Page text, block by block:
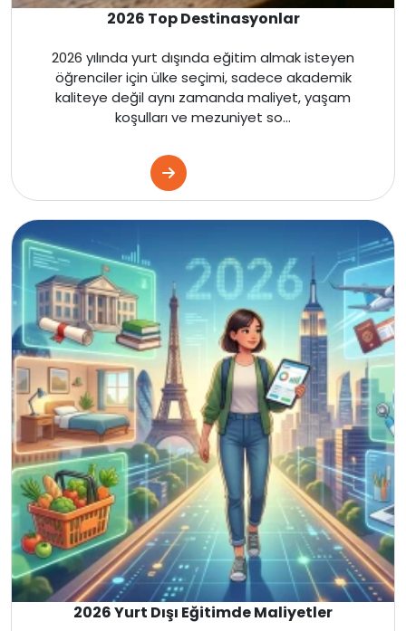
Kanada
Dubai
Kanada
Amerika
İngiltere
Kanada
Malta
İngiltere
Amerika
Kanada
2026 Top Destinasyonlar
2026 yılında yurt dışında eğitim almak isteyen
öğrenciler için ülke seçimi, sadece akademik
kaliteye değil aynı zamanda maliyet, yaşam
koşulları ve mezuniyet so...
2026 Yurt Dışı Eğitimde Maliyetler